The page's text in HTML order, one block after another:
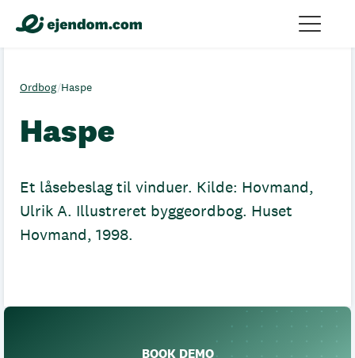
Ordbog/Haspe
Haspe
Et låsebeslag til vinduer. Kilde: Hovmand,
Ulrik A. Illustreret byggeordbog. Huset
Hovmand, 1998.
BOOK DEMO